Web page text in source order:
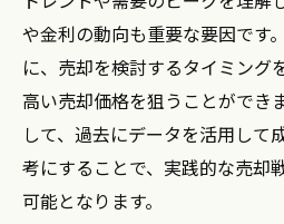
成功例から見るワンルー
域別戦略
地域ごとの成功例か
地方都市と大都市の
地域特性を活かした
や金利の動向も重要な要因です
に、売却を検討するタイミング
高い売却価格を狙うことができ
して、過去にデータを活用して
考にすることで、実践的な売却
可能となります。